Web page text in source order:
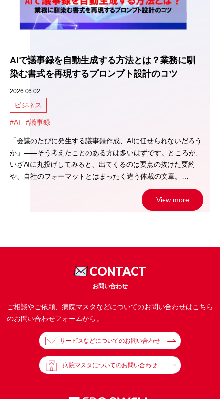
AIで議事録を自動生成する方法とは？業務に馴
染む書式を再現するプロンプト設計のコツ
2026.06.02
ビジネス
#AI #議事録
「会議のたびに発生する議事録作成、AIに任せられないだろう
か」――そう考えたことのある方は多いはずです。ところが、
いざAIに丸投げしてみると、出てくるのは要点の抜けた要約
や、自社のフォーマットとはまったく違う体裁の文章。…
View more
CONTACT
お問い合わせ
ご相談やご依頼、病院マスタなどについてのお問い合わせはこちら
のお問い合わせフォームから。
サービスなどについてのお問い合わせ
病院マスタについてのお問い合わせ